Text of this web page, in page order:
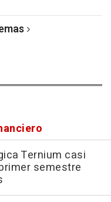
Ternium casi
semestre